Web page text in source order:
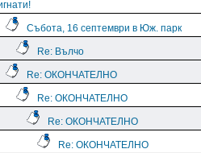
Събота, 16 септември в Юж. парк
Re: Вълчо
Re: ОКОНЧАТЕЛНО
Re: ОКОНЧАТЕЛНО
Re: ОКОНЧАТЕЛНО
Re: ОКОНЧАТЕЛНО